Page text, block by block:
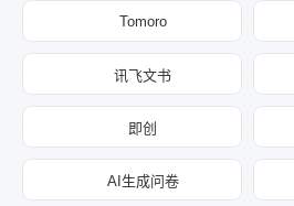
Tomoro
讯飞文书
即创
AI生成问卷